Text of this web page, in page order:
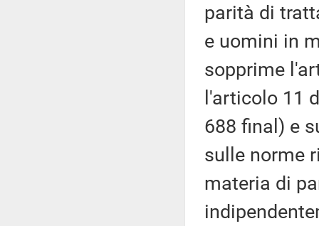
parità di
e uomini in
sopprime
l'articolo 11
688 final) e
sulle norme
materia di